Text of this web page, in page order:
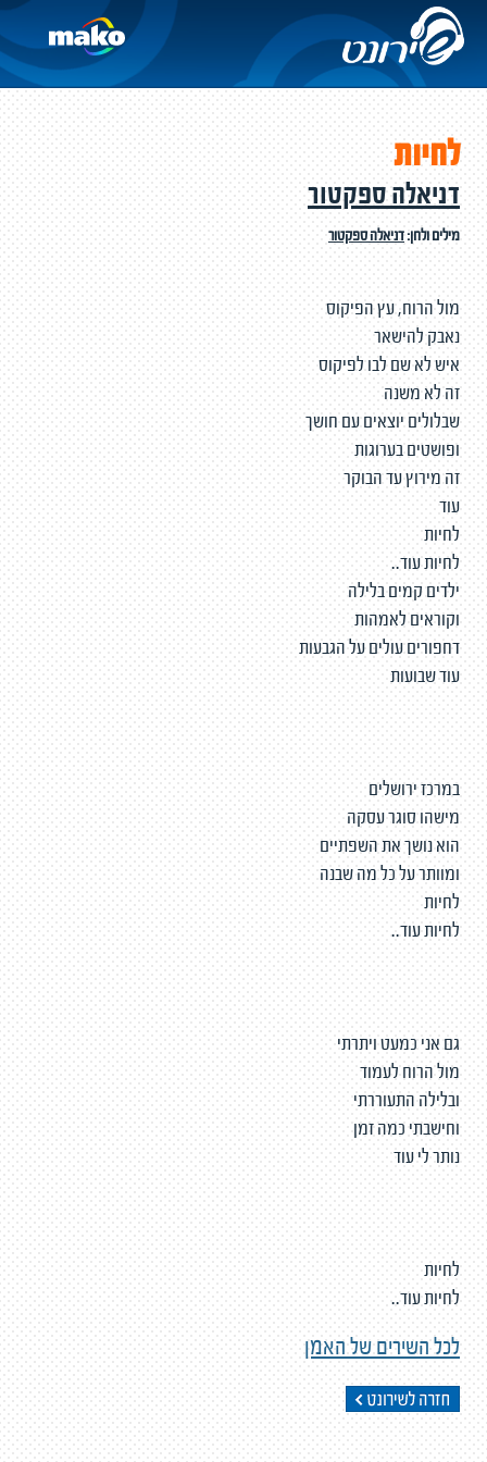
לחיות
דניאלה ספקטור
מילים ולחן:דניאלה ספקטור
מול הרוח, עץ הפיקוס
נאבק להישאר
איש לא שם לבו לפיקוס
זה לא משנה
שבלולים יוצאים עם חושך
ופושטים בערוגות
זה מירוץ עד הבוקר
עוד
לחיות
לחיות עוד..
ילדים קמים בלילה
וקוראים לאמהות
דחפורים עולים על הגבעות
עוד שבועות
במרכז ירושלים
מישהו סוגר עסקה
הוא נושך את השפתיים
ומוותר על כל מה שבנה
לחיות
לחיות עוד..
גם אני כמעט ויתרתי
מול הרוח לעמוד
ובלילה התעוררתי
וחישבתי כמה זמן
נותר לי עוד
לחיות
לחיות עוד..
לכל השירים של האמן